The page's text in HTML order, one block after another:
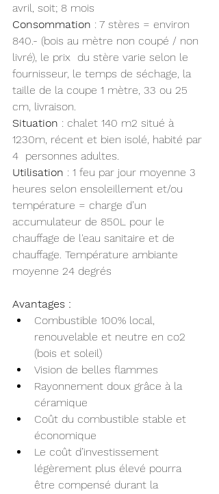
avril, soit; 8 mois
Consommation : 7 stères = environ
840.- (bois au mètre non coupé / non
livré), le prix  du stère varie selon le
fournisseur, le temps de séchage, la
taille de la coupe 1 mètre, 33 ou 25
cm, livraison.
Situation : chalet 140 m2 situé à
1230m, récent et bien isolé, habité par
4  personnes adultes.
Utilisation : 1 feu par jour moyenne 3
heures selon ensoleillement et/ou
température = charge d’un
accumulateur de 850L pour le
chauffage de l'eau sanitaire et de
chauffage. Température ambiante
moyenne 24 degrés
Avantages :
Combustible 100% local,
renouvelable et neutre en co2
(bois et soleil)
Vision de belles flammes
Rayonnement doux grâce à la
céramique
Coût du combustible stable et
économique
Le coût d’investissement
légèrement plus élevé pourra
être compensé durant la